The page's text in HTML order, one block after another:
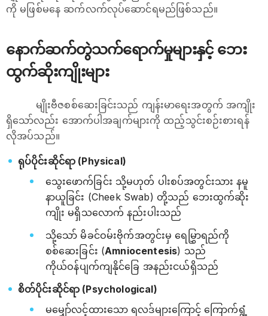
ကို မဖြစ်မနေ ဆက်လက်လုပ်ဆောင်ရမည်ဖြစ်သည်။
နောက်ဆက်တွဲသက်ရောက်မှုများနှင့် ဘေး
ထွက်ဆိုးကျိုးများ
မျိုးဗီဇစစ်ဆေးခြင်းသည် ကျန်းမာရေးအတွက် အကျိုး
ရှိသော်လည်း အောက်ပါအချက်များကို ထည့်သွင်းစဉ်းစားရန်
လိုအပ်သည်။
ရုပ်ပိုင်းဆိုင်ရာ (Physical)
သွေးဖောက်ခြင်း သို့မဟုတ် ပါးစပ်အတွင်းသား နမူ
နာယူခြင်း (Cheek Swab) တို့သည် ဘေးထွက်ဆိုး
ကျိုး မရှိသလောက် နည်းပါးသည်
သို့သော် မိခင်ဝမ်းဗိုက်အတွင်းမှ ရေမြွှာရည်ကို
စစ်ဆေးခြင်း (Amniocentesis) သည်
ကိုယ်ဝန်ပျက်ကျနိုင်ခြေ အနည်းငယ်ရှိသည်
စိတ်ပိုင်းဆိုင်ရာ (Psychological)
မမျှော်လင့်ထားသော ရလဒ်များကြောင့် ကြောက်ရွံ့